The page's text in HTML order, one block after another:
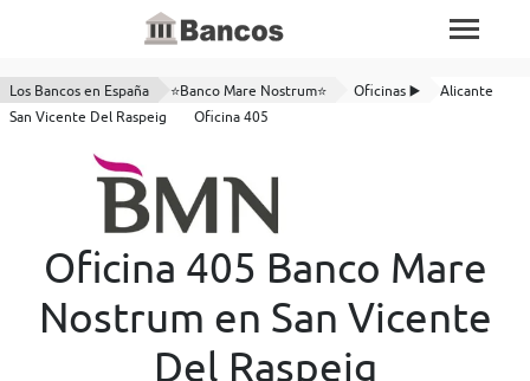
Los Bancos en España ⭐Banco Mare Nostrum⭐ Oficinas ▶️
Alicante
San Vicente Del Raspeig
Oficina 405
Oficina 405 Banco Mare
Nostrum en San Vicente
Del Raspeig